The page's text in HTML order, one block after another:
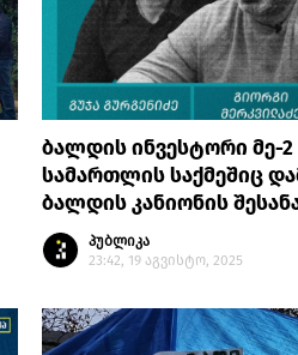
ბალდის ინვესტორი მე-
სამართლის საქმეშიც
ბალდის კანიონის
პუბლიკა
23:42, 19 აგვისტო, 2025